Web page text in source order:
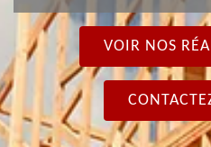
VOIR NOS